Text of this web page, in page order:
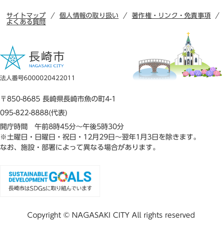
サイトマップ 個人情報の取り扱い
著作権・リンク・免責事項
よくある質問
法人番号6000020422011
〒850-8685 長崎県長崎市魚の町4-1
095-822-8888(代表)
開庁時間 午前8時45分～午後5時30分
※土曜日・日曜日・祝日・12月29日～翌年1月3日を除きます。
なお、施設・部署によって異なる場合があります。
Copyright © NAGASAKI CITY All rights reserved